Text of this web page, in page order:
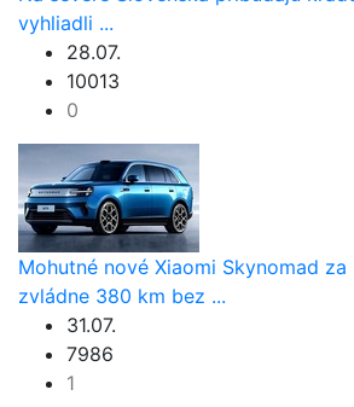
vyhliadli ...
28.07.
10013
0
Mohutné nové Xiaomi Skynomad
zvládne 380 km bez ...
31.07.
7986
1